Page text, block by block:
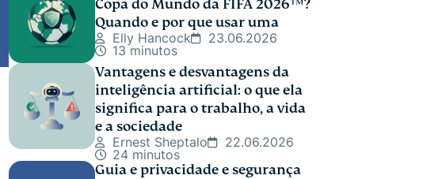
Copa do Mundo da FIFA 2026™?
Quando e por que usar uma
Elly Hancock
23.06.2026
13 minutos
Vantagens e desvantagens da
inteligência artificial: o que ela
significa para o trabalho, a vida
e a sociedade
Ernest Sheptalo
22.06.2026
24 minutos
Guia e privacidade e segurança